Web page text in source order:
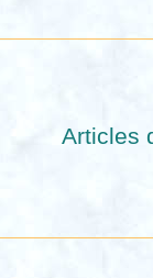
Articles